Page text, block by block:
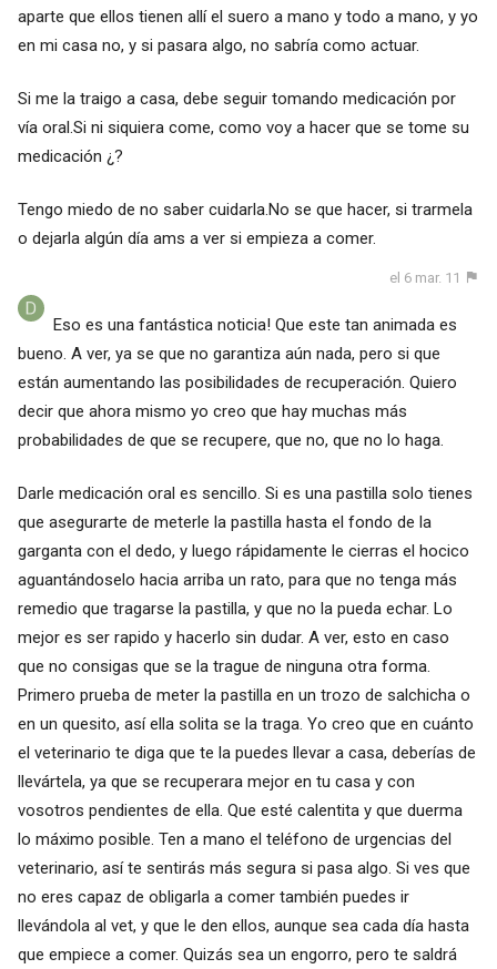
aparte que ellos tienen allí el suero a mano y todo a mano, y yo
en mi casa no, y si pasara algo, no sabría como actuar.
Si me la traigo a casa, debe seguir tomando medicación por
vía oral.Si ni siquiera come, como voy a hacer que se tome su
medicación ¿?
Tengo miedo de no saber cuidarla.No se que hacer, si trarmela
o dejarla algún día ams a ver si empieza a comer.
el 6 mar. 11
Eso es una fantástica noticia! Que este tan animada es
bueno. A ver, ya se que no garantiza aún nada, pero si que
están aumentando las posibilidades de recuperación. Quiero
decir que ahora mismo yo creo que hay muchas más
probabilidades de que se recupere, que no, que no lo haga.
Darle medicación oral es sencillo. Si es una pastilla solo tienes
que asegurarte de meterle la pastilla hasta el fondo de la
garganta con el dedo, y luego rápidamente le cierras el hocico
aguantándoselo hacia arriba un rato, para que no tenga más
remedio que tragarse la pastilla, y que no la pueda echar. Lo
mejor es ser rapido y hacerlo sin dudar. A ver, esto en caso
que no consigas que se la trague de ninguna otra forma.
Primero prueba de meter la pastilla en un trozo de salchicha o
en un quesito, así ella solita se la traga. Yo creo que en cuánto
el veterinario te diga que te la puedes llevar a casa, deberías de
llevártela, ya que se recuperara mejor en tu casa y con
vosotros pendientes de ella. Que esté calentita y que duerma
lo máximo posible. Ten a mano el teléfono de urgencias del
veterinario, así te sentirás más segura si pasa algo. Si ves que
no eres capaz de obligarla a comer también puedes ir
llevándola al vet, y que le den ellos, aunque sea cada día hasta
que empiece a comer. Quizás sea un engorro, pero te saldrá